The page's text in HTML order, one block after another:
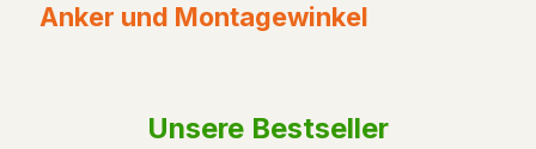
Anker und Montagewinkel
Unsere Bestseller